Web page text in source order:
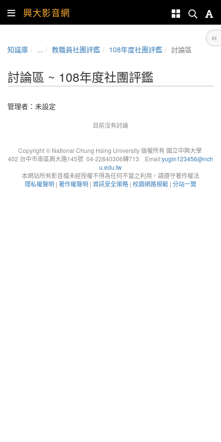
興大影音網
知識庫 ... 教職員社團評鑑 108年度社團評鑑 討論區
討論區 ~ 108年度社團評鑑
管理者：未設定
目前沒有討論
Copyright © National Chung Hsing University 版權所有 國立中興大學
402 台中市南區興大路145號 04-22840306轉713 Email:yugin123456@nch
u.edu.tw
本網站所有影音檔未經授權不得為任何不當之利用，請遵守著作權法
隱私權聲明 | 著作權聲明 | 資訊安全策略 | 校園網路規範 | 分站一覽